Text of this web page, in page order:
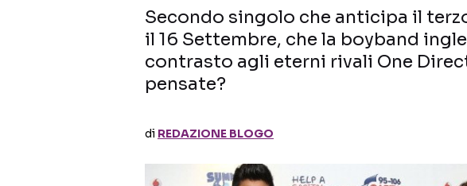
Secondo singolo che anticipa il
il 16 Settembre, che la boyband
contrasto agli eterni rivali One
pensate?
di REDAZIONE BLOGO